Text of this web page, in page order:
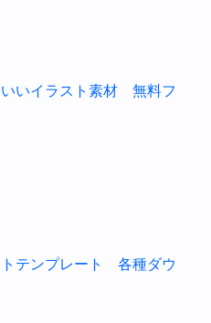
イラスト素材 無料フ
テンプレート 各種ダウ